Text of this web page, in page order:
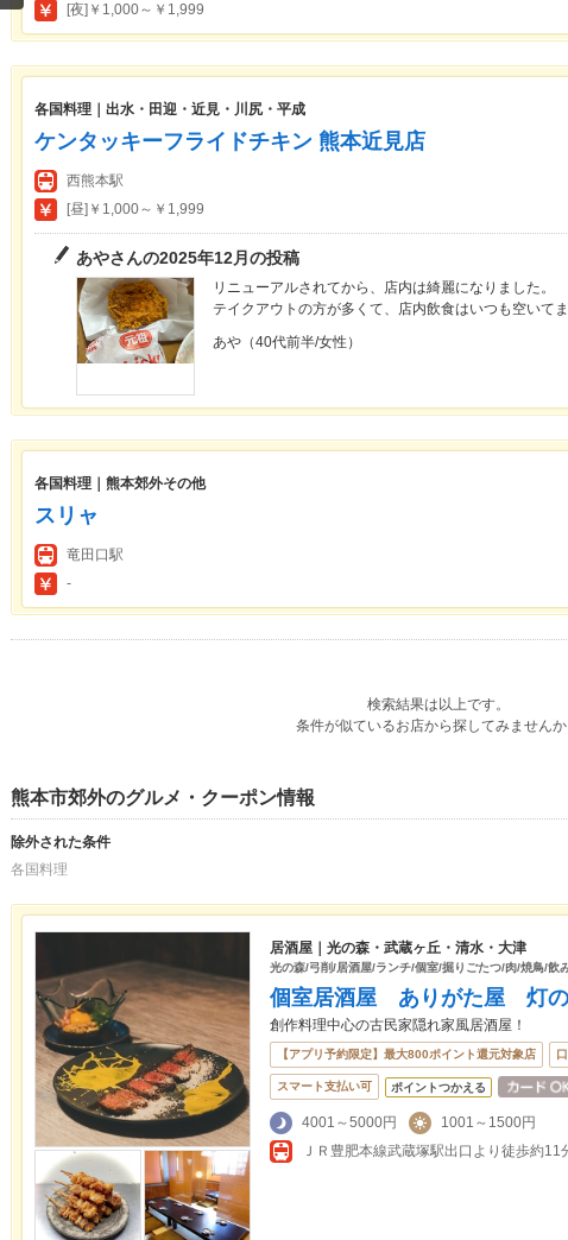
[夜]￥1,000～￥1,999
各国料理｜出水・田迎・近見・川尻・平成
ケンタッキーフライドチキン 熊本近見店
西熊本駅
[昼]￥1,000～￥1,999
あやさんの2025年12月の投稿
リニューアルされてから、店内は綺麗になりました。
テイクアウトの方が多くて、店内飲食はいつも空いて
あや（40代前半/女性）
各国料理｜熊本郊外その他
スリャ
竜田口駅
-
検索結果は以上です。
条件が似ているお店から探してみません
熊本市郊外のグルメ・クーポン情報
除外された条件
各国料理
居酒屋｜光の森・武蔵ヶ丘・清水・大津
光の森/弓削/居酒屋/ランチ/個室/掘りごたつ/肉/焼鳥/飲
個室居酒屋 ありがた屋 灯
創作料理中心の古民家隠れ家風居酒屋！
【アプリ予約限定】最大800ポイント還元対象店
スマート支払い可 ポイントつかえる
4001～5000円
1001～1500円
ＪＲ豊肥本線武蔵塚駅出口より徒歩約11